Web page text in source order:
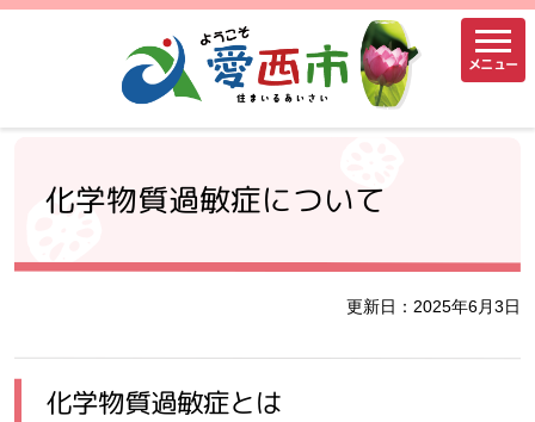
メニュー
化学物質過敏症について
更新日：2025年6月3日
化学物質過敏症とは